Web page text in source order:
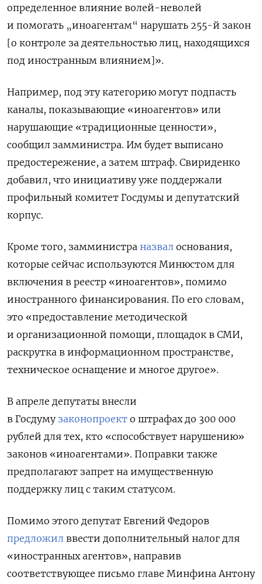
определенное влияние волей-неволей
и помогать „иноагентам“ нарушать 255-й закон
[о контроле за деятельностью лиц, находящихся
под иностранным влиянием]».
Например, под эту категорию могут подпасть
каналы, показывающие «иноагентов» или
нарушающие «традиционные ценности»,
сообщил замминистра. Им будет выписано
предостережение, а затем штраф. Свириденко
добавил, что инициативу уже поддержали
профильный комитет Госдумы и депутатский
корпус.
Кроме того, замминистра назвал основания,
которые сейчас используются Минюстом для
включения в реестр «иноагентов», помимо
иностранного финансирования. По его словам,
это «предоставление методической
и организационной помощи, площадок в СМИ,
раскрутка в информационном пространстве,
техническое оснащение и многое другое».
В апреле депутаты внесли
в Госдуму законопроект о штрафах до 300 000
рублей для тех, кто «способствует нарушению»
законов «иноагентами». Поправки также
предполагают запрет на имущественную
поддержку лиц с таким статусом.
Помимо этого депутат Евгений Федоров
предложил ввести дополнительный налог для
«иностранных агентов», направив
соответствующее письмо главе Минфина Антону